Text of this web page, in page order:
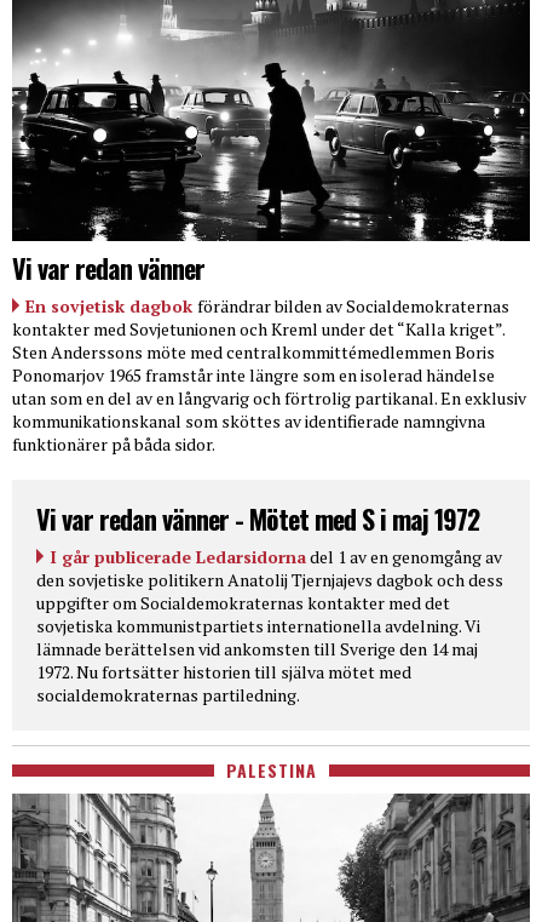
Vi var redan vänner
En sovjetisk dagbok förändrar bilden av Socialdemokraternas
kontakter med Sovjetunionen och Kreml under det “Kalla kriget”.
Sten Anderssons möte med centralkommittémedlemmen Boris
Ponomarjov 1965 framstår inte längre som en isolerad händelse
utan som en del av en långvarig och förtrolig partikanal. En exklusiv
kommunikationskanal som sköttes av identifierade namngivna
funktionärer på båda sidor.
Vi var redan vänner - Mötet med S i maj 1972
I går publicerade Ledarsidornadel 1 av en genomgång av
den sovjetiske politikern Anatolij Tjernjajevs dagbok och dess
uppgifter om Socialdemokraternas kontakter med det
sovjetiska kommunistpartiets internationella avdelning. Vi
lämnade berättelsen vid ankomsten till Sverige den 14 maj
1972. Nu fortsätter historien till själva mötet med
socialdemokraternas partiledning.
PALESTINA